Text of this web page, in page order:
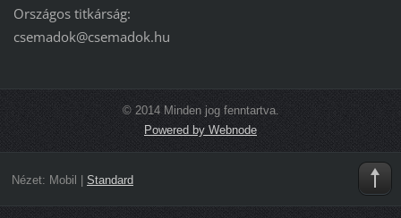
Országos titkárság:
csemadok@csemadok.hu
© 2014 Minden jog fenntartva.
Powered by Webnode
Nézet: Mobil | Standard